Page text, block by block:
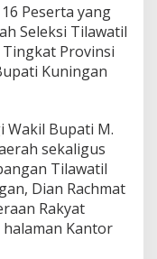
Peserta yang
Seleksi Tilawatil
Tingkat Provinsi
Kuningan
Wakil Bupati M.
sekaligus
Tilawatil
Dian Rachmat
Rakyat
Kantor